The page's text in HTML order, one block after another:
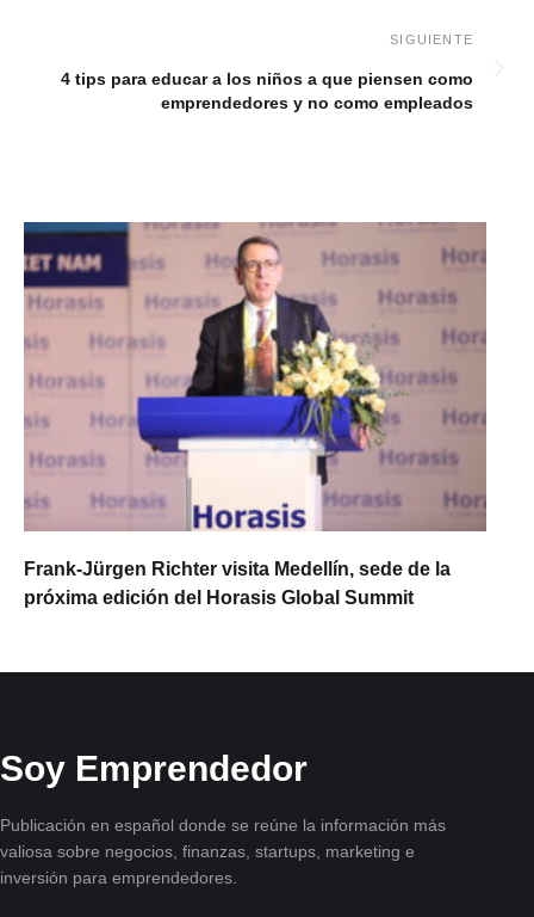
4 tips para educar a los niños a que piensen como
emprendedores y no como empleados
Frank-Jürgen Richter visita Medellín, sede de la
próxima edición del Horasis Global Summit
Soy Emprendedor
Publicación en español donde se reúne la información más
valiosa sobre negocios, finanzas, startups, marketing e
inversión para emprendedores.